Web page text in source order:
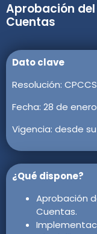
Aprobación
Cuentas
Dato clave
Resolución:
Fecha: 28 de
Vigencia: desde
¿Qué dispone?
Aprobación
Cuentas.